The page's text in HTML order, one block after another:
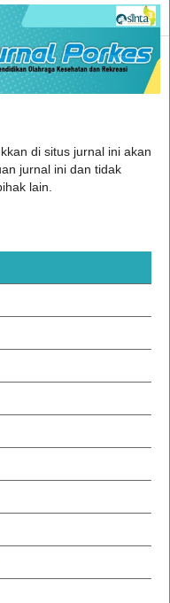
di situs jurnal ini akan
jurnal ini dan tidak
lain.